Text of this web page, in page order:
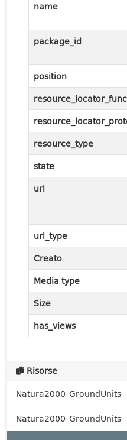
Risorse
Natura2000-GroundUnits
Natura2000-GroundUnits
name
package_id
position
resource_type
state
url
url_type
Creato
Media type
Size
has_views